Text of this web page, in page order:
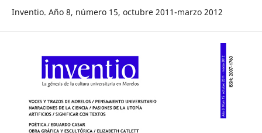
Inventio. Año 8, número 15, octubre 2011-marzo 2012